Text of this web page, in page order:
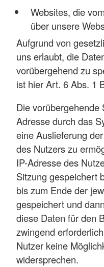
Websites, die
über unsere
Aufgrund von
uns erlaubt, die
vorübergehend zu
ist hier Art. 6 Abs. 1
Die vorübergehende
Adresse durch das
eine Auslieferung
des Nutzers zu
IP-Adresse des
Sitzung gespeichert
bis zum Ende der
gespeichert und
diese Daten für den
zwingend
Nutzer keine
widersprechen.